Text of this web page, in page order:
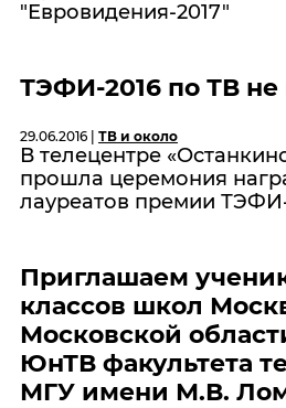
"Евровидения-2017"
ТЭФИ-2016 по ТВ не
29.06.2016 | ТВ и около
В телецентре
прошла церемония
лауреатов премии
Приглашаем
классов школ
Московской
ЮнТВ факультета
МГУ имени М.В.